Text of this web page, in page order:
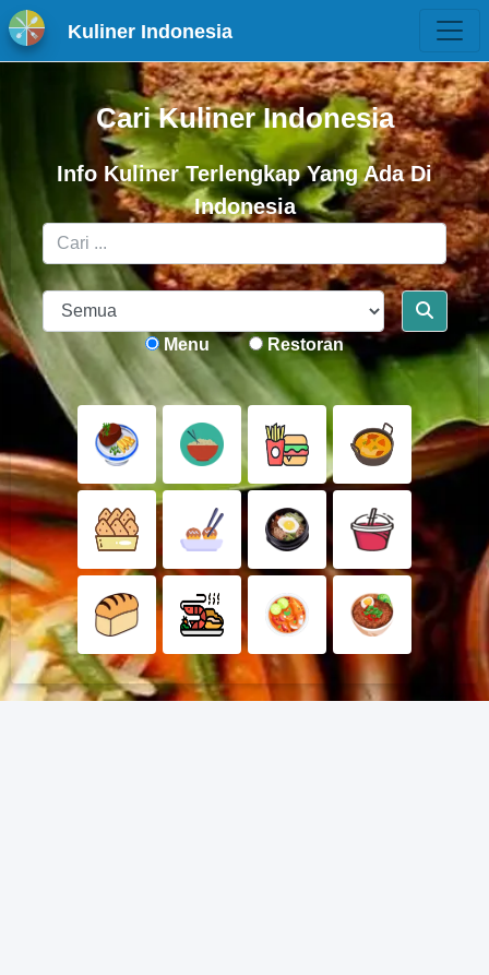
Kuliner Indonesia
Cari Kuliner Indonesia
Info Kuliner Terlengkap Yang Ada Di
Indonesia
Menu Restoran